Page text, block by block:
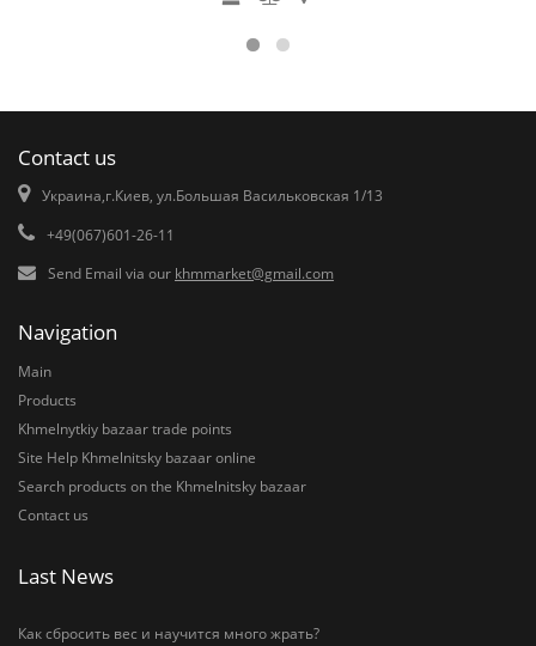
Contact us
Украина,г.Киев, ул.Большая Васильковская 1/13
+49(067)601-26-11
Send Email via our khmmarket@gmail.com
Navigation
Main
Products
Khmelnytkiy bazaar trade points
Site Help Khmelnitsky bazaar online
Search products on the Khmelnitsky bazaar
Contact us
Last News
Как сбросить вес и научится много жрать?